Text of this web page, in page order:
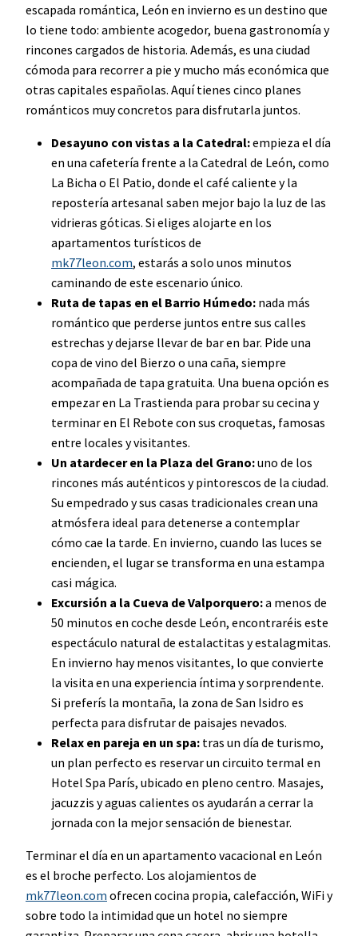
escapada romántica, León en invierno es un destino que
lo tiene todo: ambiente acogedor, buena gastronomía y
rincones cargados de historia. Además, es una ciudad
cómoda para recorrer a pie y mucho más económica que
otras capitales españolas. Aquí tienes cinco planes
románticos muy concretos para disfrutarla juntos.
Desayuno con vistas a la Catedral:empieza el día
en una cafetería frente a la Catedral de León, como
La Bicha o El Patio, donde el café caliente y la
repostería artesanal saben mejor bajo la luz de las
vidrieras góticas. Si eliges alojarte en los
apartamentos turísticos de
mk77leon.com, estarás a solo unos minutos
caminando de este escenario único.
Ruta de tapas en el Barrio Húmedo: nada más
romántico que perderse juntos entre sus calles
estrechas y dejarse llevar de bar en bar. Pide una
copa de vino del Bierzo o una caña, siempre
acompañada de tapa gratuita. Una buena opción es
empezar en La Trastienda para probar su cecina y
terminar en El Rebote con sus croquetas, famosas
entre locales y visitantes.
Un atardecer en la Plaza del Grano:uno de los
rincones más auténticos y pintorescos de la ciudad.
Su empedrado y sus casas tradicionales crean una
atmósfera ideal para detenerse a contemplar
cómo cae la tarde. En invierno, cuando las luces se
encienden, el lugar se transforma en una estampa
casi mágica.
Excursión a la Cueva de Valporquero:a menos de
50 minutos en coche desde León, encontraréis este
espectáculo natural de estalactitas y estalagmitas.
En invierno hay menos visitantes, lo que convierte
la visita en una experiencia íntima y sorprendente.
Si preferís la montaña, la zona de San Isidro es
perfecta para disfrutar de paisajes nevados.
Relax en pareja en un spa: tras un día de turismo,
un plan perfecto es reservar un circuito termal en
Hotel Spa París, ubicado en pleno centro. Masajes,
jacuzzis y aguas calientes os ayudarán a cerrar la
jornada con la mejor sensación de bienestar.
Terminar el día en un apartamento vacacional en León
es el broche perfecto. Los alojamientos de
mk77leon.com ofrecen cocina propia, calefacción, WiFi y
sobre todo la intimidad que un hotel no siempre